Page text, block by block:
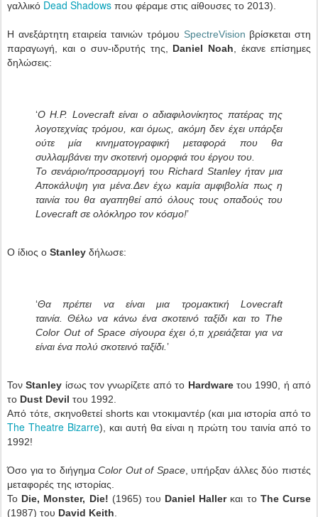
γαλλικό Dead Shadows που φέραμε στις αίθουσες το 2013).
Η ανεξάρτητη εταιρεία ταινιών τρόμου SpectreVision βρίσκεται στη
παραγωγή, και ο συν-ιδρυτής της, Daniel Noah , έκανε επίσημες
δηλώσεις:
‘Ο H.P. Lovecraft είναι ο αδιαφιλονίκητος πατέρας της
λογοτεχνίας τρόμου, και όμως, ακόμη δεν έχει υπάρξει
ούτε μία κινηματογραφική μεταφορά που θα
συλλαμβάνει την σκοτεινή ομορφιά του έργου του.
Το σενάριο/προσαρμογή του Richard Stanley ήταν μια
Αποκάλυψη για μένα. Δεν έχω καμία αμφιβολία πως η
ταινία του θα αγαπηθεί από όλους τους οπαδούς του
Lovecraft σε ολόκληρο τον κόσμο!’
Ο ίδιος ο Stanley δήλωσε:
‘Θα πρέπει να είναι μια τρομακτική Lovecraft
ταινία.Θέλω να κάνω ένα σκοτεινό ταξίδι και το The
Color Out of Space σίγουρα έχει ό,τι χρειάζεται για να
είναι ένα πολύ σκοτεινό ταξίδι. ’
ΤονStanley ίσως τον γνωρίζετε από το Hardware του 1990, ή από
το Dust Devil του 1992.
Από τότε, σκηνοθετεί shorts και ντοκιμαντέρ (και μια ιστορία από το
The Theatre Bizarre), και αυτή θα είναι η πρώτη του ταινία από το
1992!
Όσο για το διήγημαColor Out of Space, υπήρξαν άλλες δύο πιστές
μεταφορές της ιστορίας.
Το Die, Monster, Die! (1965) του Daniel Hallerκαι το The Curse
(1987) του David Keith